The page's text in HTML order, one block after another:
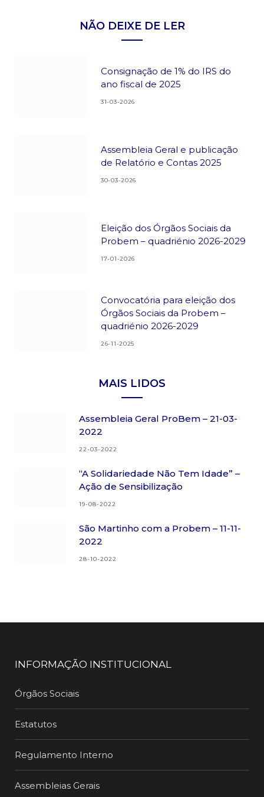
NÃO DEIXE DE LER
Consignação de 1% do IRS do
ano fiscal de 2025
31-03-2026
Assembleia Geral e publicação
de Relatório e Contas 2025
30-03-2026
Eleição dos Órgãos Sociais da
Probem – quadriénio 2026-2029
17-01-2026
Convocatória para eleição dos
Órgãos Sociais da Probem –
quadriénio 2026-2029
26-11-2025
MAIS LIDOS
Assembleia Geral ProBem – 21-03-
2022
22-03-2022
“A Solidariedade Não Tem Idade” –
Ação de Sensibilização
19-08-2022
São Martinho com a Probem – 11-11-
2022
28-10-2022
INFORMAÇÃO INSTITUCIONAL
Órgãos Sociais
Estatutos
Regulamento Interno
Assembleias Gerais